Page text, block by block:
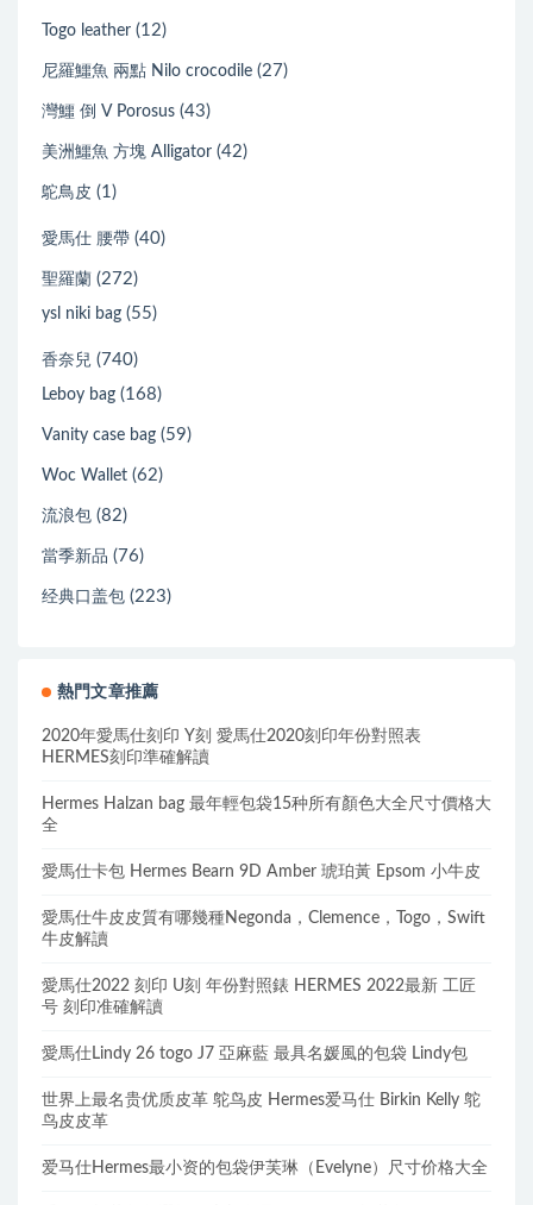
Togo leather (12)
尼羅鱷魚 兩點 Nilo crocodile (27)
灣鱷 倒 V Porosus (43)
美洲鱷魚 方塊 Alligator (42)
鴕鳥皮 (1)
愛馬仕 腰帶 (40)
聖羅蘭 (272)
ysl niki bag (55)
香奈兒 (740)
Leboy bag (168)
Vanity case bag (59)
Woc Wallet (62)
流浪包 (82)
當季新品 (76)
经典口盖包 (223)
熱門文章推薦
2020年愛馬仕刻印 Y刻 愛馬仕2020刻印年份對照表
HERMES刻印準確解讀
Hermes Halzan bag 最年輕包袋15种所有顏色大全尺寸價格大
全
愛馬仕卡包 Hermes Bearn 9D Amber 琥珀黃 Epsom 小牛皮
愛馬仕牛皮皮質有哪幾種Negonda，Clemence，Togo，Swift
牛皮解讀
愛馬仕2022 刻印 U刻 年份對照錶 HERMES 2022最新 工匠
号 刻印准確解讀
愛馬仕Lindy 26 togo J7 亞麻藍 最具名媛風的包袋 Lindy包
世界上最名贵优质皮革 鸵鸟皮 Hermes爱马仕 Birkin Kelly 鸵
鸟皮皮革
爱马仕Hermes最小资的包袋伊芙琳（Evelyne）尺寸价格大全